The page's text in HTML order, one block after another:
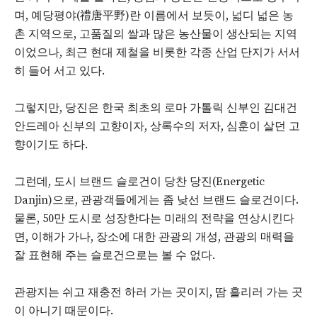
며, 예당평야(禮唐平野)란 이름에서 보듯이, 넓디 넓은 농
촌 지역으로, 고품질의 쌀과 많은 농산물이 생산되는 지역
이었으나, 최근 현대 제철을 비롯한 각종 산업 단지가 서서
히 들어 서고 있다.
그렇지만, 당진은 한국 최초의 로마 가톨릭 신부인 김대건
안드레아 신부의 고향이자, 상록수의 저자, 심훈이 살던 고
향이기도 하다.
그런데, 도시 브랜드 슬로건이 당찬 당진(Energetic
Danjin)으로, 관광객들에게는 좀 낮선 브랜드 슬로건이다.
물론, 50만 도시로 성장한다는 미래의 전략을 연상시킨다
면, 이해가 가나, 장소에 대한 관광의 개성, 관광의 매력을
잘 표현해 주는 슬로건으로는 볼 수 없다.
관광지는 쉬고 재충전 하러 가는 곳이지, 땀 흘리러 가는 곳
이 아니기 때문이다.